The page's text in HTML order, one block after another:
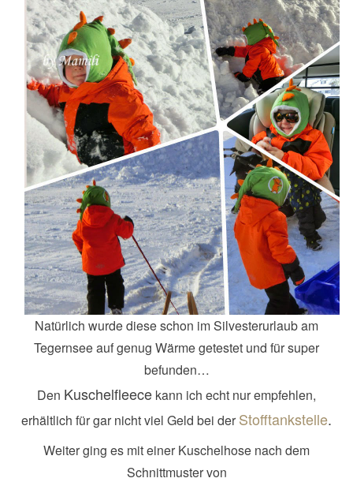
Natürlich wurde diese schon im Silvesterurlaub am
Tegernsee auf genug Wärme getestet und für super
befunden…
Den Kuschelfleece kann ich echt nur empfehlen,
erhältlich für gar nicht viel Geld bei der Stofftankstelle.
Weiter ging es mit einer Kuschelhose nach dem
Schnittmuster von